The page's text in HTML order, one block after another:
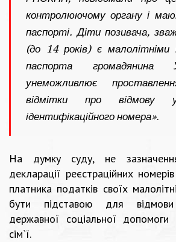
контролюючому органу і
паспорті. Діти позивача,
(до 14 років) є
паспорта громадянина
унеможливлює
відмітки про відмову у
ідентифікаційного номера».
На думку суду, не
декларації реєстраційних
платника податків своїх
бути підставою для
державної соціальної допомоги
сім`ї.